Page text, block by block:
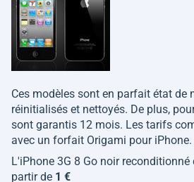
Ces modèles sont en parfait état de
réinitialisés et nettoyés. De plus,
sont garantis 12 mois. Les tarifs
avec un forfait Origami pour iPhone.
L'iPhone 3G 8 Go noir
partir de 1 €